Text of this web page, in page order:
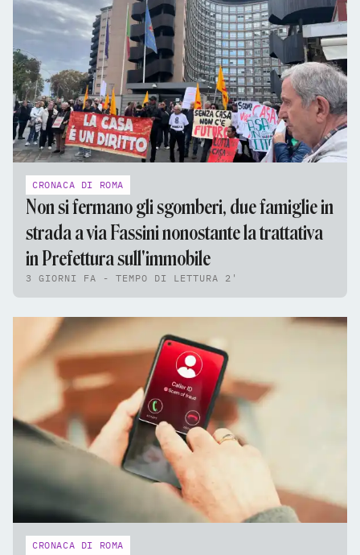
CRONACA DI ROMA
Non si fermano gli sgomberi, due famiglie in
strada a via Fassini nonostante la trattativa
in Prefettura sull'immobile
3 GIORNI FA - TEMPO DI LETTURA 2'
CRONACA DI ROMA